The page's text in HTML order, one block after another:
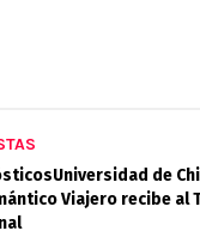
de
Viajero recibe al